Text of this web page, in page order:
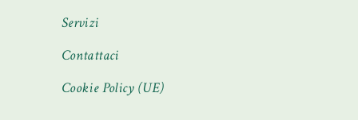
Servizi
Contattaci
Cookie Policy (UE)